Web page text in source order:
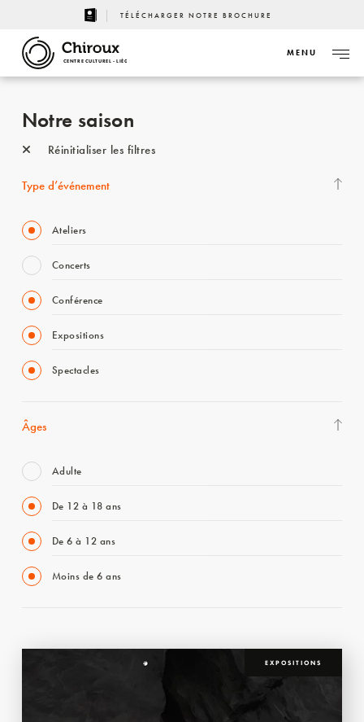
TÉLÉCHARGER NOTRE BROCHURE
CENTRE CULTUREL - LIÈGE
MENU
Notre saison
Réinitialiser les filtres
Type d’événement
Ateliers
Concerts
Conférence
Expositions
Spectacles
Âges
Adulte
De 12 à 18 ans
De 6 à 12 ans
Moins de 6 ans
EXPOSITIONS